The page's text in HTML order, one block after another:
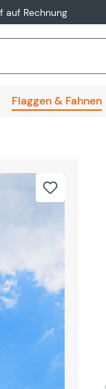
auf Rechnung
Flaggen & Fahnen